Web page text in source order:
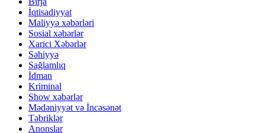
İqtisadiyyat
Maliyyə xəbərləri
Sosial xəbərlər
Xarici Xəbərlər
Səhiyyə
Sağlamlıq
İdman
Kriminal
Show xəbərlər
Mədəniyyət və İncəsənət
Təbriklər
Anonslar